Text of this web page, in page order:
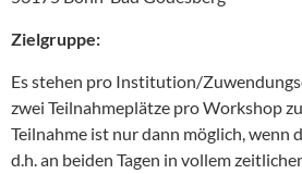
Zielgruppe:
Es stehen pro Institution/
zwei Teilnahmeplätze pro Workshop
Teilnahme ist nur dann möglich, wenn
d.h. an beiden Tagen in vollem